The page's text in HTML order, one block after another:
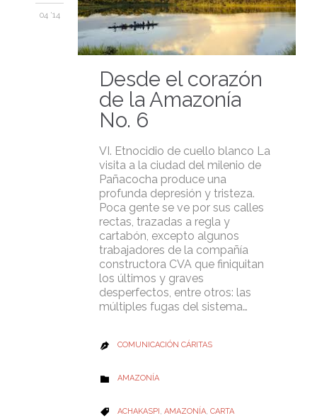
04 '14
Desde el corazón
de la Amazonía
No. 6
VI. Etnocidio de cuello blanco La
visita a la ciudad del milenio de
Pañacocha produce una
profunda depresión y tristeza.
Poca gente se ve por sus calles
rectas, trazadas a regla y
cartabón, excepto algunos
trabajadores de la compañía
constructora CVA que finiquitan
los últimos y graves
desperfectos, entre otros: las
múltiples fugas del sistema…
 COMUNICACIÓN CÁRITAS
 CATEGORY
AMAZONÍA
 CATEGORY
ACHAKASPI , AMAZONÍA, CARTA